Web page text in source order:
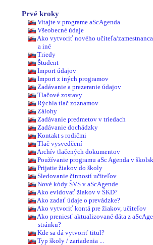
Prvé kroky
Vitajte v programe aScAgenda
Všeobecné údaje
Ako vytvoriť nového učiteľa/
a iné
Triedy
Študent
Import údajov
Import z iných programov
Zadávanie a prezeranie údajov
Tlačové zostavy
Rýchla tlač zoznamov
Zálohy
Zadávanie predmetov v triedach
Zadávanie dochádzky
Kontakt s rodičmi
Tlač vysvedčení
Archív tlačených dokumentov
Používanie programu aSc Agenda v
Prijatie žiakov do školy
Sledovanie činností učiteľov
Nové kódy ŠVS v aScAgende
Ako evidovať žiakov v ŠKD?
Ako zadať údaje o prevádzke?
Ako vytvoriť kontá pre žiakov, učiteľov
Ako preniesť aktualizované dáta z
stránku?
Kde sa dá vytvoriť titul?
Typ školy / zariadenia ...